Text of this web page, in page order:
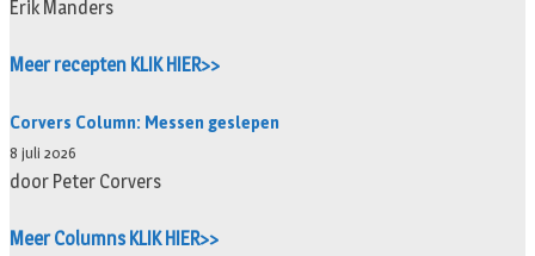
Erik Manders
Meer recepten KLIK HIER>>
Corvers Column: Messen geslepen
8 juli 2026
door Peter Corvers
Meer Columns KLIK HIER>>